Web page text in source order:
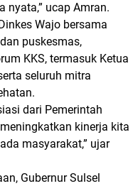
nyata,” ucap Amran.
Wajo bersama
puskesmas,
KKS, termasuk Ketua
seluruh mitra
dari Pemerintah
kinerja kita
masyarakat,” ujar
Gubernur Sulsel